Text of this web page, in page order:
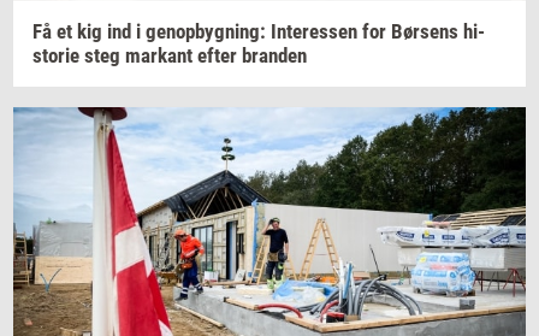
Få et kig ind i genop­byg­ning: In­ter­es­sen for Bør­sens hi­
sto­rie steg mar­kant efter bran­den